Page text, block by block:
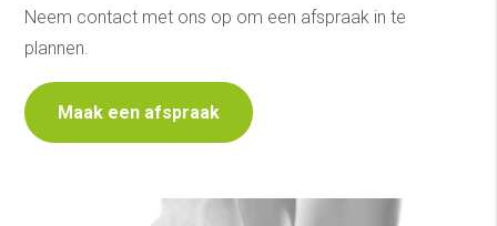
Neem contact met ons op om een afspraak in te
plannen.
Maak een afspraak